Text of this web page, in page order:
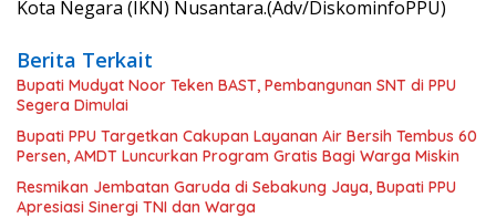
Kota Negara (IKN) Nusantara.(Adv/DiskominfoPPU)
Berita Terkait
Bupati Mudyat Noor Teken BAST, Pembangunan SNT di PPU
Segera Dimulai
Bupati PPU Targetkan Cakupan Layanan Air Bersih Tembus 60
Persen, AMDT Luncurkan Program Gratis Bagi Warga Miskin
Resmikan Jembatan Garuda di Sebakung Jaya, Bupati PPU
Apresiasi Sinergi TNI dan Warga